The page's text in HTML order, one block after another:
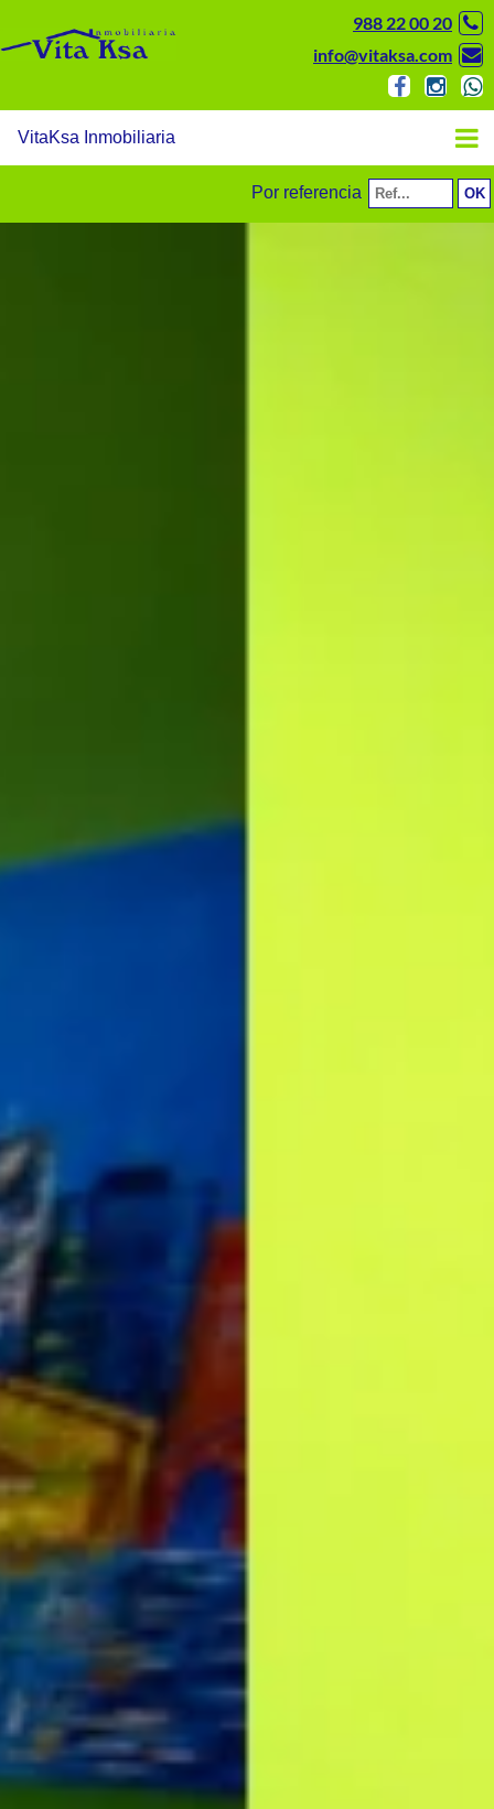
988 22 00 20
info@vitaksa.com
VitaKsa Inmobiliaria
Por referencia